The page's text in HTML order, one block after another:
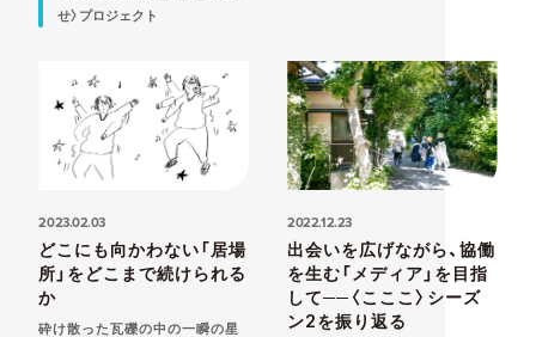
せ〉プロジェクト
2023.02.03
どこにも向かわない「居場
所」をどこまで続けられる
か
砕け散った瓦礫の中の一瞬の星
2022.12.23
出会いを広げながら、協働
を生む「メディア」を目指
して──〈こここ〉シーズ
ン2を振り返る